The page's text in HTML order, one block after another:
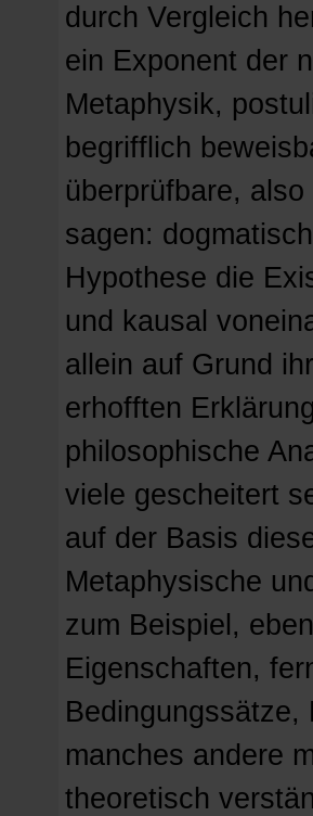
durch Vergleich
ein Exponent der
Metaphysik,
begrifflich
überprüfbare,
sagen:
Hypothese die
und kausal
allein auf Grund
erhofften
philosophische
viele gescheitert
auf der Basis
Metaphysische
zum Beispiel,
Eigenschaften,
Bedingungssätze,
manches andere
theoretisch